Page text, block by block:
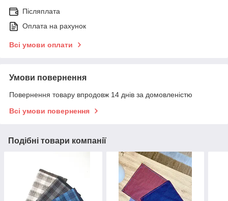
Післяплата
Оплата на рахунок
Всі умови оплати
Умови повернення
Повернення товару впродовж 14 днів за домовленістю
Всі умови повернення
Подібні товари компанії